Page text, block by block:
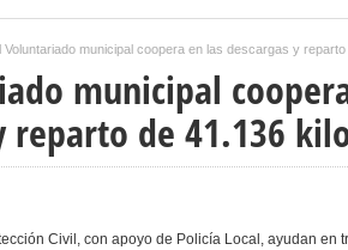
Voluntariado municipal coopera en las descargas y
municipal
reparto de 41.136
Civil, con apoyo de Policía Local, ayudan en